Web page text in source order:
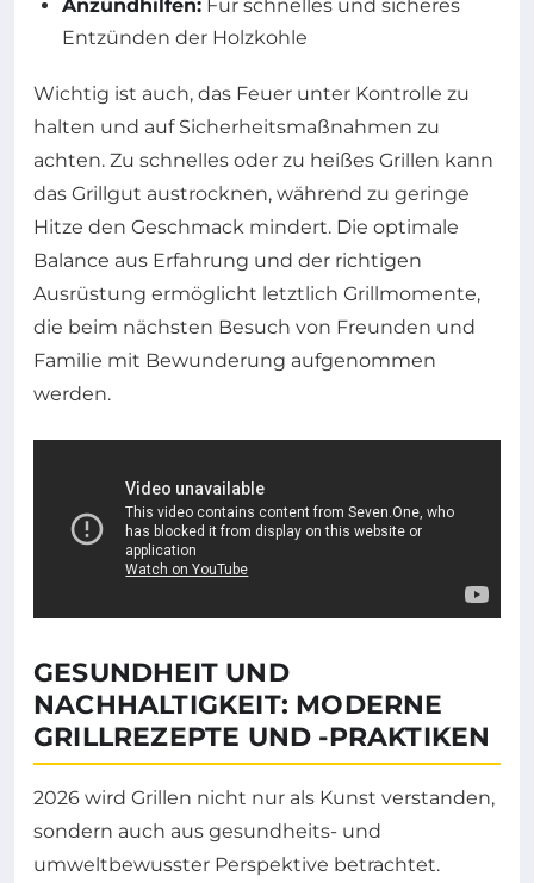
Anzündhilfen: Für schnelles und sicheres
Entzünden der Holzkohle
Wichtig ist auch, das Feuer unter Kontrolle zu
halten und auf Sicherheitsmaßnahmen zu
achten. Zu schnelles oder zu heißes Grillen kann
das Grillgut austrocknen, während zu geringe
Hitze den Geschmack mindert. Die optimale
Balance aus Erfahrung und der richtigen
Ausrüstung ermöglicht letztlich Grillmomente,
die beim nächsten Besuch von Freunden und
Familie mit Bewunderung aufgenommen
werden.
GESUNDHEIT UND
NACHHALTIGKEIT: MODERNE
GRILLREZEPTE UND -PRAKTIKEN
2026 wird Grillen nicht nur als Kunst verstanden,
sondern auch aus gesundheits- und
umweltbewusster Perspektive betrachtet.